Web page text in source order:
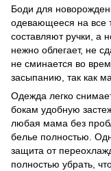
Боди для
одевающееся на все
составляют ручки, а
нежно облегает, не
не сминается во
засыпанию, так как
Одежда легко
бокам удобную
любая мама без
белье полностью.
защита от
полностью убрать,